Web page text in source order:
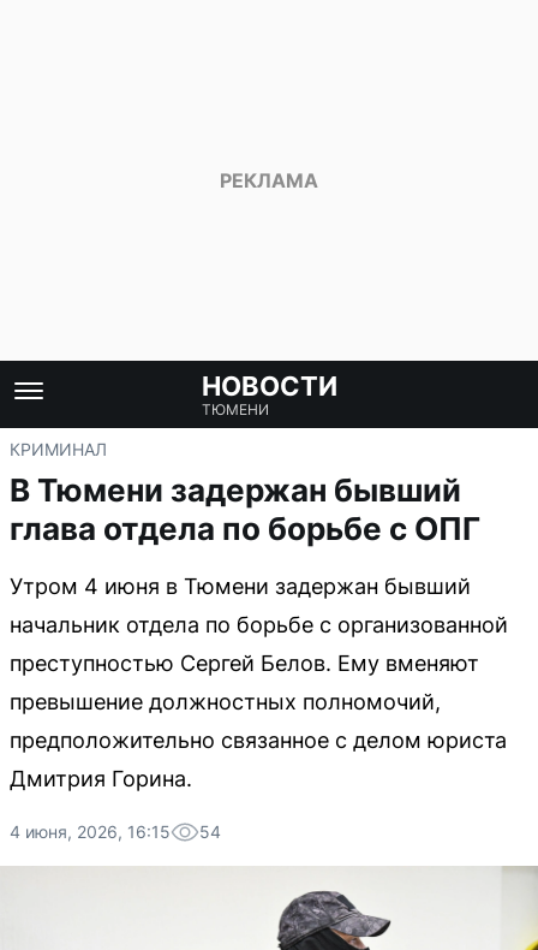
НОВОСТИ
ТЮМЕНИ
КРИМИНАЛ
В Тюмени задержан бывший
глава отдела по борьбе с ОПГ
Утром 4 июня в Тюмени задержан бывший
начальник отдела по борьбе с организованной
преступностью Сергей Белов. Ему вменяют
превышение должностных полномочий,
предположительно связанное с делом юриста
Дмитрия Горина.
4 июня, 2026, 16:15 54